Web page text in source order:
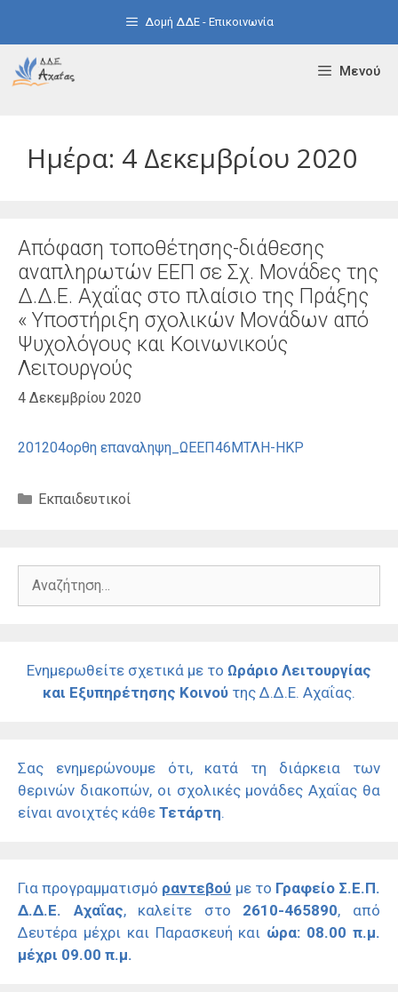
Δομή ΔΔΕ - Επικοινωνία
Μενού
Ημέρα: 4 Δεκεμβρίου 2020
Απόφαση τοποθέτησης-διάθεσης
αναπληρωτών ΕΕΠ σε Σχ. Μονάδες της
Δ.Δ.Ε. Αχαΐας στο πλαίσιο της Πράξης
« Υποστήριξη σχολικών Μονάδων από
Ψυχολόγους και Κοινωνικούς
Λειτουργούς
4 Δεκεμβρίου 2020
201204ορθη επαναληψη_ΩΕΕΠ46ΜΤΛΗ-ΗΚΡ
Κατηγορίες
Εκπαιδευτικοί
Αναζήτηση
Ενημερωθείτε σχετικά με το Ωράριο Λειτουργίας
και Εξυπηρέτησης Κοινού της Δ.Δ.Ε. Αχαΐας.
Σας ενημερώνουμε ότι, κατά τη διάρκεια των
θερινών διακοπών, οι σχολικές μονάδες Αχαΐας θα
είναι ανοιχτές κάθε Τετάρτη.
Για προγραμματισμό ραντεβού με το Γραφείο Σ.Ε.Π.
Δ.Δ.Ε. Αχαΐας, καλείτε στο 2610-465890, από
Δευτέρα μέχρι και Παρασκευή και ώρα: 08.00 π.μ.
μέχρι 09.00 π.μ.